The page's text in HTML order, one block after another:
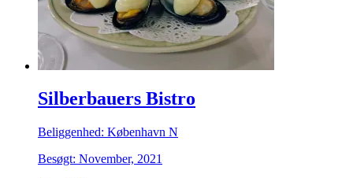
Silberbauers Bistro
Beliggenhed: København N
Besøgt: November, 2021